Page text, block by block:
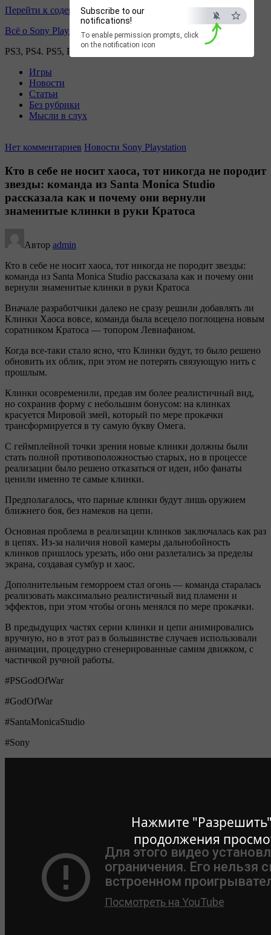
Нажмите
продолжения
Subscribe to our
notifications!
To enable permission prompts, click
on the notification icon
Перейти к содержимому
Всё о Sony Playstation
PS3, PS4. PS5, PS games
Игры
Новости
Статьи
Без рубрики
Мысли в слух
Нет комментариев Новости Sony Playstation
Кто в себе не носит хаоса, тот никогда не породит
звезды: команда из Santa Monica Studio
рассказала как и почему они вернули
знаменитые клинки в руки Кратоса
Автор admin
Кто в себе не носит хаоса, тот никогда не породит звезды:
команда из Santa Monica Studio рассказала как и почему они
вернули знаменитые клинки в руки Кратоса
Вначале разработчики далеко не сразу решили добавлять ли
Клинки Хаоса вовсе, команда была всецело поглощена новым
соратником Кратоса — топором Левиафаном.
Когда все-таки стало ясно, что Клинки будут, то было решено
обновить их облик, при этом не потерять связующую нить с
прошлым.
Клинки осовременили, предав им более реалистичный вид,
но сохранив форму с небольшим бонусом: на клинках
красуется Мировой змей, который по мере прокачки
трансформируется в ту самую букву Омега.
С геймплейной точки зрения новые клинки должны были
стать полной противоположностью старых, но в процессе
реализации было решено отказаться от идеи, ибо фанаты
ценили именно те самые клинки.
Предполагалось, что парные клинки будут лишь оружием
ближнего боя, без намеков на цепи.
Основная проблема в реализации клинков заключалась как раз
в цепях. Из-за наличия новой камеры дальнобойность
клинков пришлось урезать, ибо они разлетались за пределы
экрана, создавая сумбур и хаос.
Дополнительным геморроем стал огонь — команда старалась
реализовать максимально реалистичный вид пламени и
эффектов, при этом чтобы огонь менялся по мере прокачки.
В предыдущих частях серии клинки и цепи анимировались
вручную, но в этот раз в большинстве случаев использовали
анимации, процедурно сгенерированные самим движком, с
частичкой ручной работы.
#PSGodOfWar
#GodOfWar
#SantaMonicaStudio
#Sony